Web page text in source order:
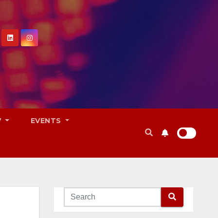
EVENTS